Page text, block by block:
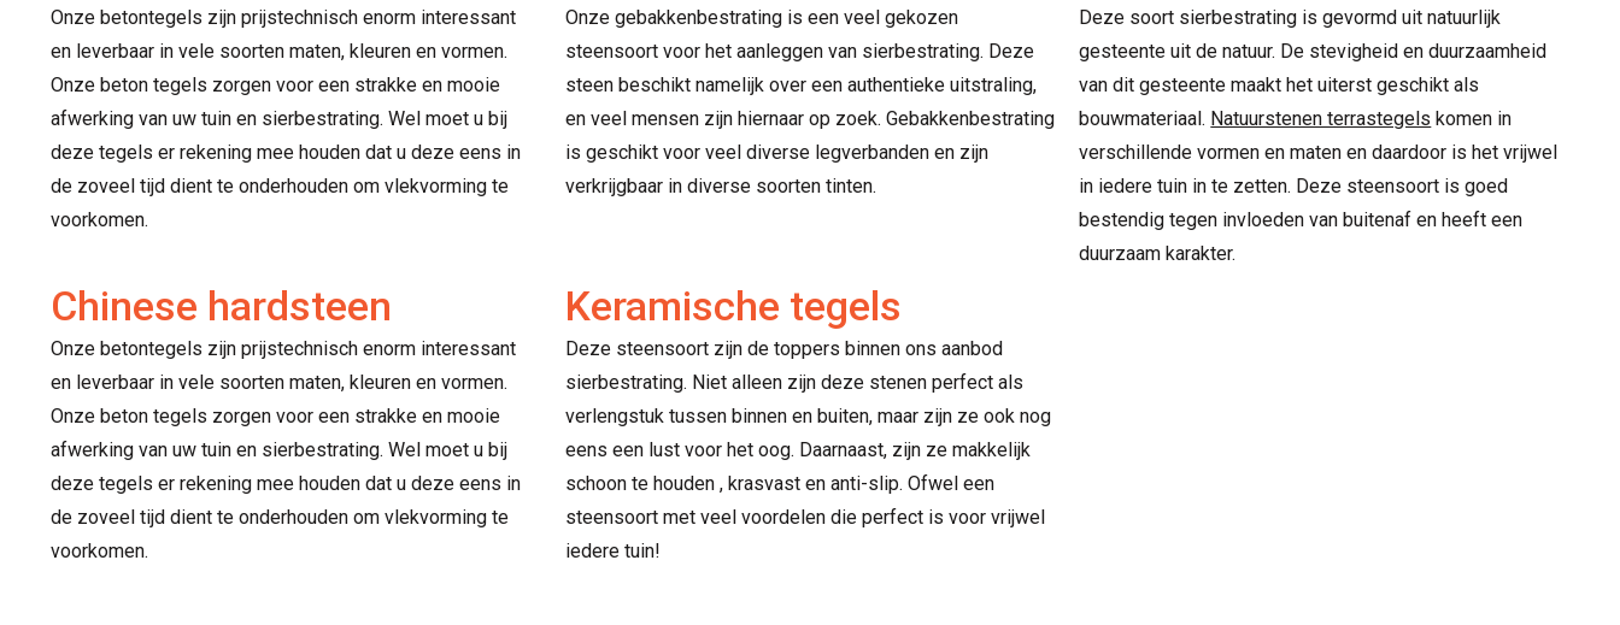
Onze betontegels zijn prijstechnisch enorm interessant
en leverbaar in vele soorten maten, kleuren en vormen.
Onze beton tegels zorgen voor een strakke en mooie
afwerking van uw tuin en sierbestrating. Wel moet u bij
deze tegels er rekening mee houden dat u deze eens in
de zoveel tijd dient te onderhouden om vlekvorming te
voorkomen.
Onze gebakkenbestrating is een veel gekozen
steensoort voor het aanleggen van sierbestrating. Deze
steen beschikt namelijk over een authentieke uitstraling,
en veel mensen zijn hiernaar op zoek. Gebakkenbestrating
is geschikt voor veel diverse legverbanden en zijn
verkrijgbaar in diverse soorten tinten.
Deze soort sierbestrating is gevormd uit natuurlijk
gesteente uit de natuur. De stevigheid en duurzaamheid
van dit gesteente maakt het uiterst geschikt als
bouwmateriaal. Natuurstenen terrastegels komen in
verschillende vormen en maten en daardoor is het vrijwel
in iedere tuin in te zetten. Deze steensoort is goed
bestendig tegen invloeden van buitenaf en heeft een
duurzaam karakter.
Chinese hardsteen
Onze betontegels zijn prijstechnisch enorm interessant
en leverbaar in vele soorten maten, kleuren en vormen.
Onze beton tegels zorgen voor een strakke en mooie
afwerking van uw tuin en sierbestrating. Wel moet u bij
deze tegels er rekening mee houden dat u deze eens in
de zoveel tijd dient te onderhouden om vlekvorming te
voorkomen.
Keramische tegels
Deze steensoort zijn de toppers binnen ons aanbod
sierbestrating. Niet alleen zijn deze stenen perfect als
verlengstuk tussen binnen en buiten, maar zijn ze ook nog
eens een lust voor het oog. Daarnaast, zijn ze makkelijk
schoon te houden , krasvast en anti-slip. Ofwel een
steensoort met veel voordelen die perfect is voor vrijwel
iedere tuin!